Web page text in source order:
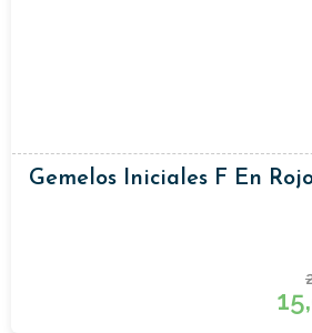
Gemelos Iniciales F En
15,